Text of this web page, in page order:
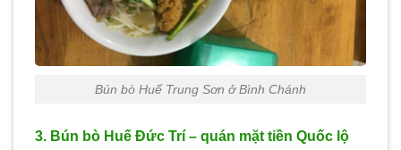
Bún bò Huế Trung Sơn ở Bình Chánh
3. Bún bò Huế Đức Trí – quán mặt tiền Quốc lộ